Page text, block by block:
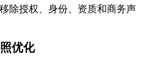
除授权、身份、资质和商务声
优化